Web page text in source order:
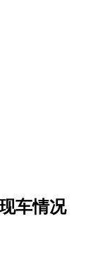
车情况